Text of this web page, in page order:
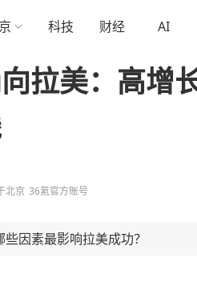
科技 财经 AI
拉美：高增
北京 36氪官方账号
因素最影响拉美成功？